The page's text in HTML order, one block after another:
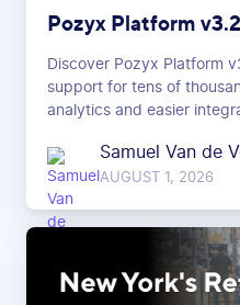
Pozyx Platform v3.2
Discover Pozyx Platform
support for tens of
analytics and easier
Samuel Van de
AUGUST 1, 2026